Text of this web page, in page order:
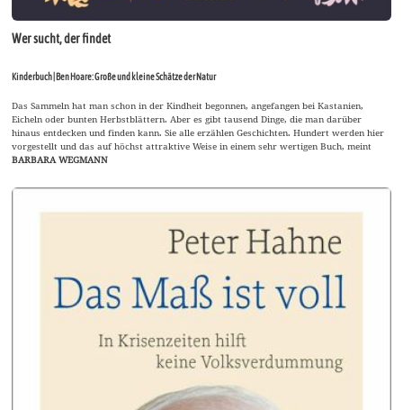
Wer sucht, der findet
Kinderbuch | Ben Hoare: Große und kleine Schätze der Natur
Das Sammeln hat man schon in der Kindheit begonnen, angefangen bei Kastanien,
Eicheln oder bunten Herbstblättern. Aber es gibt tausend Dinge, die man darüber
hinaus entdecken und finden kann. Sie alle erzählen Geschichten. Hundert werden hier
vorgestellt und das auf höchst attraktive Weise in einem sehr wertigen Buch, meint
BARBARA WEGMANN